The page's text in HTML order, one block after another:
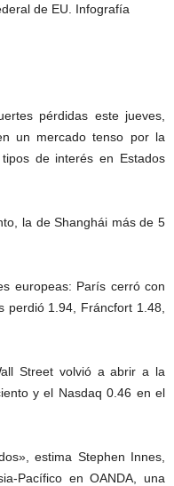
de EU. Infografía
pérdidas este jueves,
un mercado tenso por la
de interés en Estados
la de Shanghái más de 5
europeas: París cerró con
1.94, Fráncfort 1.48,
Street volvió a abrir a la
y el Nasdaq 0.46 en el
estima Stephen Innes,
Pacífico en OANDA, una